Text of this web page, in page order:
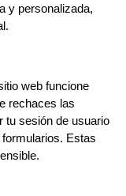
y personalizada,
web funcione
rechaces las
tu sesión de usuario
Estas